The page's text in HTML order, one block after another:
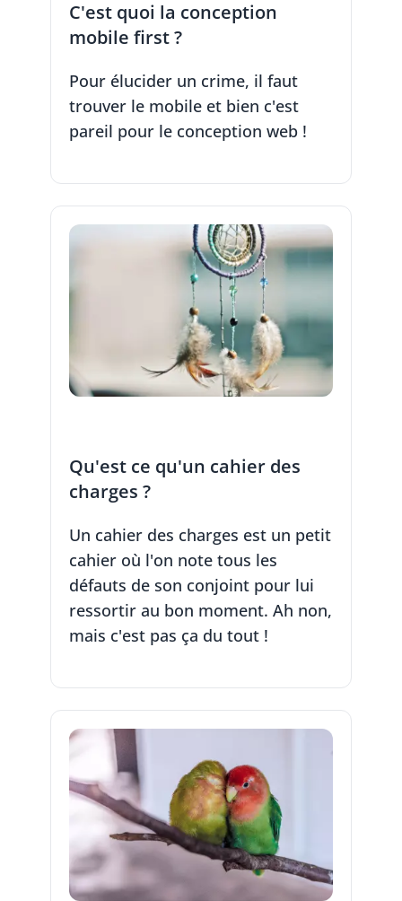
C'est quoi la conception
mobile first ?
Pour élucider un crime, il faut
trouver le mobile et bien c'est
pareil pour le conception web !
Qu'est ce qu'un cahier des
charges ?
Un cahier des charges est un petit
cahier où l'on note tous les
défauts de son conjoint pour lui
ressortir au bon moment. Ah non,
mais c'est pas ça du tout !